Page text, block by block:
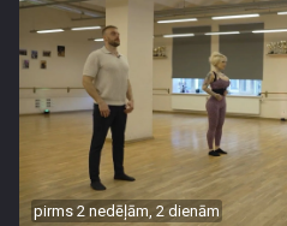
pirms 2 nedēļām, 2 dienām